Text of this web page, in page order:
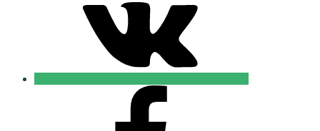
Добровольцы